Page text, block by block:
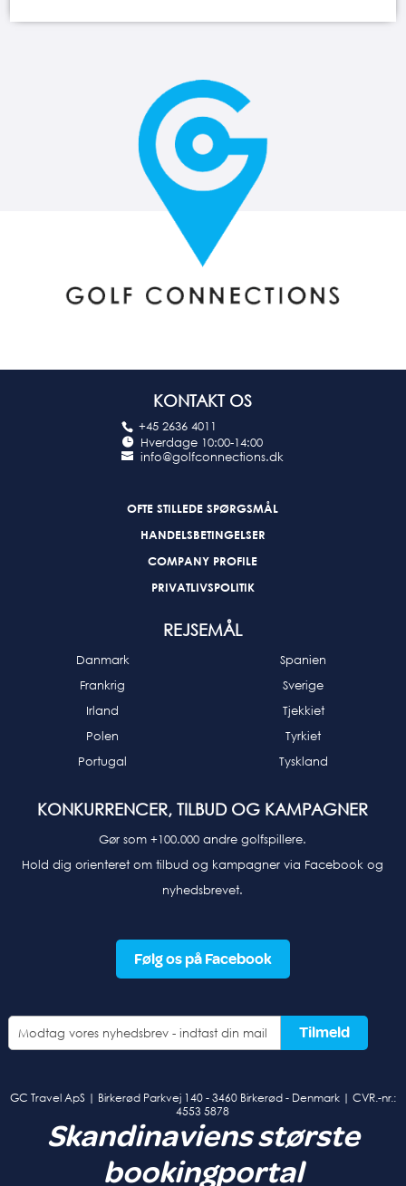
KONTAKT OS
+45 2636 4011
Hverdage 10:00-14:00
info@golfconnections.dk
OFTE STILLEDE SPØRGSMÅL
HANDELSBETINGELSER
COMPANY PROFILE
PRIVATLIVSPOLITIK
REJSEMÅL
Danmark
Frankrig
Irland
Polen
Portugal
Spanien
Sverige
Tjekkiet
Tyrkiet
Tyskland
KONKURRENCER, TILBUD OG KAMPAGNER
Gør som +100.000 andre golfspillere.
Hold dig orienteret om tilbud og kampagner via Facebook og
nyhedsbrevet.
Følg os på Facebook
GC Travel ApS | Birkerød Parkvej 140 - 3460 Birkerød - Denmark | CVR.-nr.:
4553 5878
Skandinaviens største
bookingportal